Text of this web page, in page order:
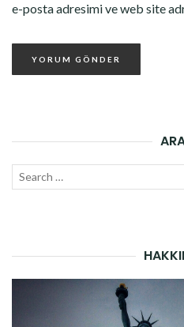
e-posta adresimi ve web site
Search